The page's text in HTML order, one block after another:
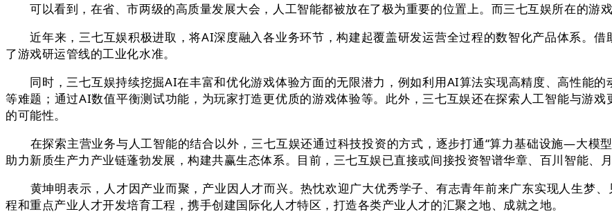
可以看到，在省、市两级的高质量发展大会，人工智能都被放在了极为重要的位置上。而三七互娱所在的游戏
近年来，三七互娱积极进取，将AI深度融入各业务环节，构建起覆盖研发运营全过程的数智化产品体系。借
了游戏研运管线的工业化水准。
同时，三七互娱持续挖掘AI在丰富和优化游戏体验方面的无限潜力，例如利用AI算法实现高精度、高性能的
等难题；通过AI数值平衡测试功能，为玩家打造更优质的游戏体验等。此外，三七互娱还在探索人工智能与游
的可能性。
在探索主营业务与人工智能的结合以外，三七互娱还通过科技投资的方式，逐步打通“算力基础设施—大模
助力新质生产力产业链蓬勃发展，构建共赢生态体系。目前，三七互娱已直接或间接投资智谱华章、百川智能、
黄坤明表示，人才因产业而聚，产业因人才而兴。热忱欢迎广大优秀学子、有志青年前来广东实现人生梦、
程和重点产业人才开发培育工程，携手创建国际化人才特区，打造各类产业人才的汇聚之地、成就之地。